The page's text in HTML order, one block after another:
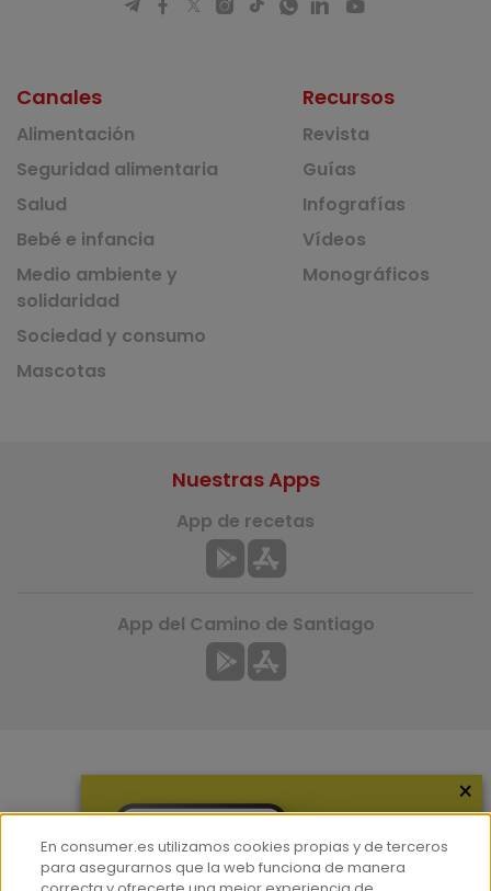
Canales
Alimentación
Seguridad alimentaria
Salud
Bebé e infancia
Medio ambiente y
solidaridad
Sociedad y consumo
Mascotas
Recursos
Revista
Guías
Infografías
Vídeos
Monográficos
Hemeroteca
Nuestras Apps
App de recetas
App del Camino de Santiago
×
En consumer.es utilizamos cookies propias y de terceros
para asegurarnos que la web funciona de manera